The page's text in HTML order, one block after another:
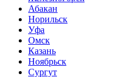
Абакан
Норильск
Уфа
Омск
Казань
Ноябрьск
Сургут